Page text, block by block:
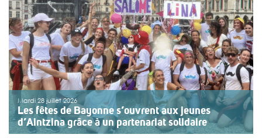
Mardi 28 juillet 2026
Les fêtes de Bayonne s’ouvrent aux jeunes
d’Aintzina grâce à un partenariat solidaire